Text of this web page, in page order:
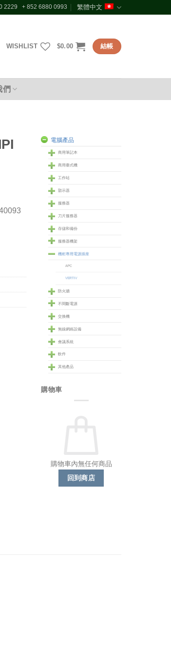
2229 + 852 6880 0993 繁體中文
WISHLIST $0.00 結帳
們
數量
電腦產品
商用筆記本
商用臺式機
工作站
顥示器
服務器
刀片服務器
存儲和備份
服務器機架
機柜專用電源插座
APC
VERTIV
防火牆
不間斷電源
交換機
無線網絡設備
會議系統
軟件
其他產品
購物車
購物車內無任何商品
回到商店